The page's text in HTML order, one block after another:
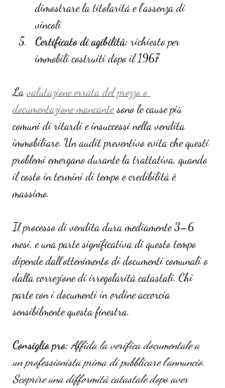
dimostrare la titolarità e l’assenza di
vincoli
Certificato di agibilità: richiesto per
immobili costruiti dopo il 1967
La valutazione errata del prezzo o
documentazione mancante sono le cause più
comuni di ritardi e insuccessi nella vendita
immobiliare. Un audit preventivo evita che questi
problemi emergano durante la trattativa, quando
il costo in termini di tempo e credibilità è
massimo.
Il processo di vendita dura mediamente 3–6
mesi, e una parte significativa di questo tempo
dipende dall’ottenimento di documenti comunali o
dalla correzione di irregolarità catastali. Chi
parte con i documenti in ordine accorcia
sensibilmente questa finestra.
Consiglio pro: Affida la verifica documentale a
un professionista prima di pubblicare l’annuncio.
Scoprire una difformità catastale dopo aver